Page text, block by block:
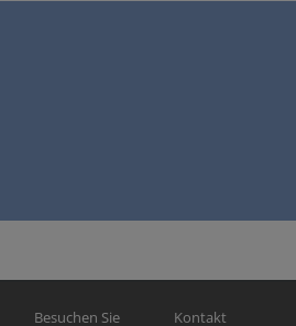
Hauptnavigation
Besuchen Sie Fußbereichsmenü
Kontakt